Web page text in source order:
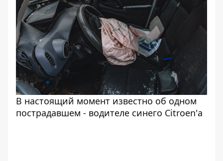
В настоящий момент известно об одном
пострадавшем - водителе синего Citroen'а